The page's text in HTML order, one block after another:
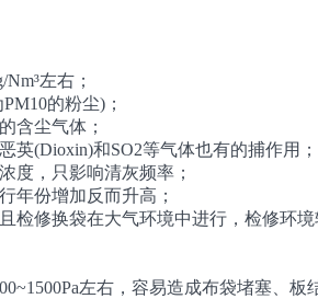
左右；
的粉尘)；
含尘气体；
(Dioxin)和SO2等气体也有的捕作用；
，只影响清灰频率；
年份增加反而升高；
修换袋在大气环境中进行，检修环境
左右，容易造成布袋堵塞、板